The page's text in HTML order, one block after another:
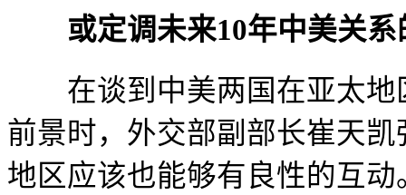
或定调未来10年中美关系
在谈到中美两国在亚太地
前景时，外交部副部长崔天
地区应该也能够有良性的互